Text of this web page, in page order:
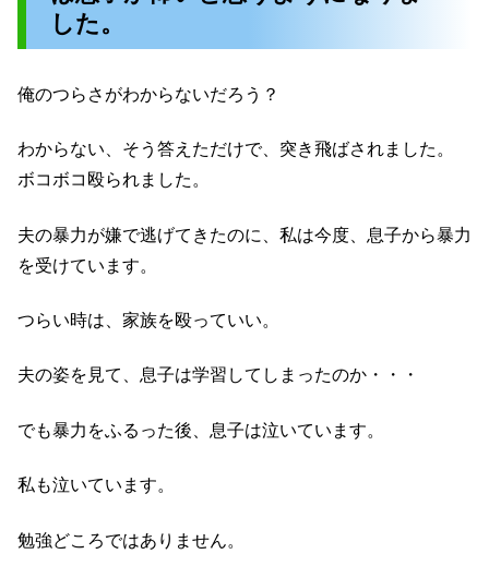
した。
俺のつらさがわからないだろう？
わからない、そう答えただけで、突き飛ばされました。
ボコボコ殴られました。
夫の暴力が嫌で逃げてきたのに、私は今度、息子から暴力
を受けています。
つらい時は、家族を殴っていい。
夫の姿を見て、息子は学習してしまったのか・・・
でも暴力をふるった後、息子は泣いています。
私も泣いています。
勉強どころではありません。